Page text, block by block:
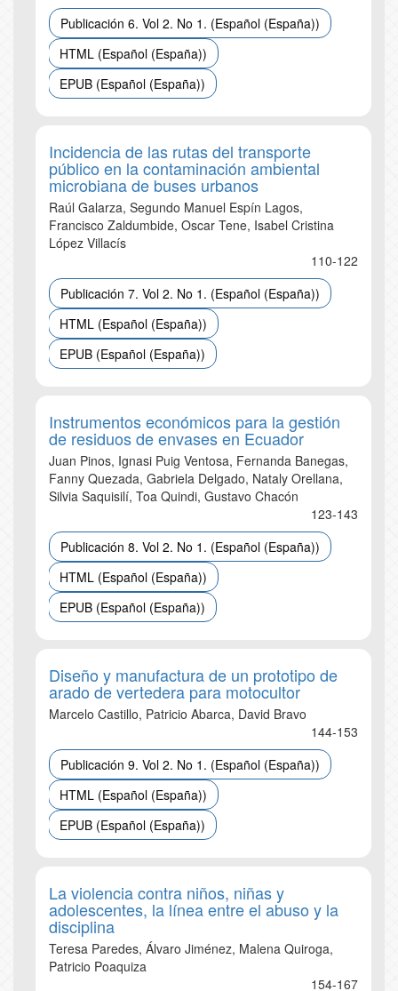
Publicación 6. Vol 2. No 1. (Español (España))
HTML (Español (España))
EPUB (Español (España))
Incidencia de las rutas del transporte
público en la contaminación ambiental
microbiana de buses urbanos
Raúl Galarza, Segundo Manuel Espín Lagos,
Francisco Zaldumbide, Oscar Tene, Isabel Cristina
López Villacís
110-122
Publicación 7. Vol 2. No 1. (Español (España))
HTML (Español (España))
EPUB (Español (España))
Instrumentos económicos para la gestión
de residuos de envases en Ecuador
Juan Pinos, Ignasi Puig Ventosa, Fernanda Banegas,
Fanny Quezada, Gabriela Delgado, Nataly Orellana,
Silvia Saquisilí, Toa Quindi, Gustavo Chacón
123-143
Publicación 8. Vol 2. No 1. (Español (España))
HTML (Español (España))
EPUB (Español (España))
Diseño y manufactura de un prototipo de
arado de vertedera para motocultor
Marcelo Castillo, Patricio Abarca, David Bravo
144-153
Publicación 9. Vol 2. No 1. (Español (España))
HTML (Español (España))
EPUB (Español (España))
La violencia contra niños, niñas y
adolescentes, la línea entre el abuso y la
disciplina
Teresa Paredes, Álvaro Jiménez, Malena Quiroga,
Patricio Poaquiza
154-167